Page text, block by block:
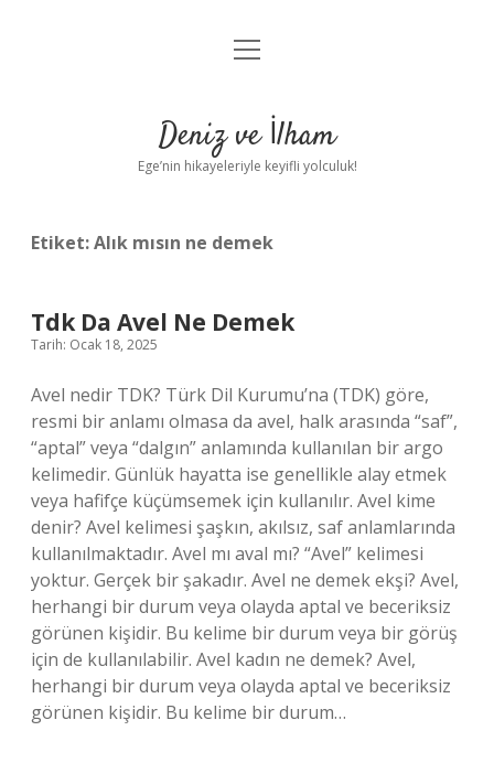
Anasayfa
Yasal Uyarı
menüyü
Deniz ve İlham
Ege’nin hikayeleriyle keyifli yolculuk!
Etiket:Alık mısın ne demek
Tdk Da Avel Ne Demek
Tarih: Ocak 18, 2025
Avel nedir TDK? Türk Dil Kurumu’na (TDK) göre,
resmi bir anlamı olmasa da avel, halk arasında “saf”,
“aptal” veya “dalgın” anlamında kullanılan bir argo
kelimedir. Günlük hayatta ise genellikle alay etmek
veya hafifçe küçümsemek için kullanılır. Avel kime
denir? Avel kelimesi şaşkın, akılsız, saf anlamlarında
kullanılmaktadır. Avel mı aval mı? “Avel” kelimesi
yoktur. Gerçek bir şakadır. Avel ne demek ekşi? Avel,
herhangi bir durum veya olayda aptal ve beceriksiz
görünen kişidir. Bu kelime bir durum veya bir görüş
için de kullanılabilir. Avel kadın ne demek? Avel,
herhangi bir durum veya olayda aptal ve beceriksiz
görünen kişidir. Bu kelime bir durum…